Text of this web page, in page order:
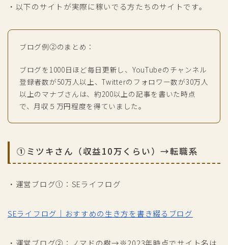
・以下のサイトが実際に稼いでる方たちのサイトです。
ブログ例②のまとめ：
ブログを1000日ほど毎日更新し、YouTubeのチャンネル
登録者数が50万人以上、Twitterのフォロワー数が30万人
以上のマナブさんは、約200以上の記事を書いた時点
で、月収５万円程度を得ていました。
①ミツキさん（収益10万くらい）→転職系
・運営ブログ①：SEライフログ
SEライフログ｜おすすめの生き方を書き綴るブログ
・運営ブログ②：ノマドの樹→※2023年時点でサイト名は